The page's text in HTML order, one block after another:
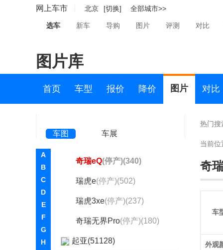
网上车市 北京 [切换] 全部城市>>
选车 新车 导购 图片 评测 对比
图片库
首页 车型 报价 降价 图片 对比
车图 车展
A
B
C
D
E
F
G
H
QQ冰淇淋 (1613)
小蚂蚁
奇瑞eQ(停产)(340)
瑞虎e(停产)(502)
瑞虎3xe(停产)(237)
奇瑞无界Pro(停产)(180)
起亚(51128)
热门搜
当前位
奇
车
外观